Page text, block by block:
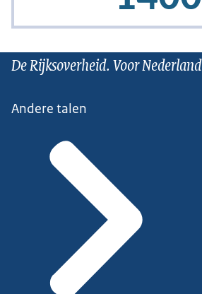
De Rijksoverheid. Voor Nederland
Andere talen